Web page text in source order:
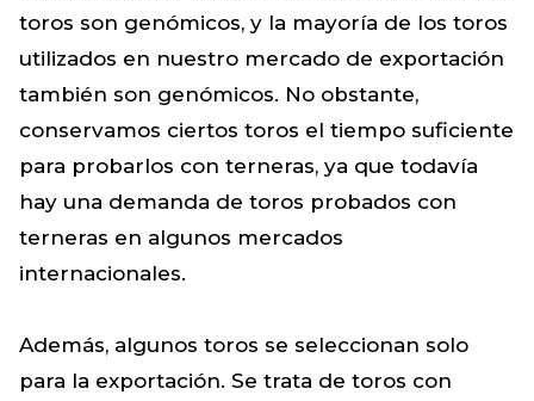
toros son genómicos, y la mayoría de los toros
utilizados en nuestro mercado de exportación
también son genómicos. No obstante,
conservamos ciertos toros el tiempo suficiente
para probarlos con terneras, ya que todavía
hay una demanda de toros probados con
terneras en algunos mercados
internacionales.
Además, algunos toros se seleccionan solo
para la exportación. Se trata de toros con